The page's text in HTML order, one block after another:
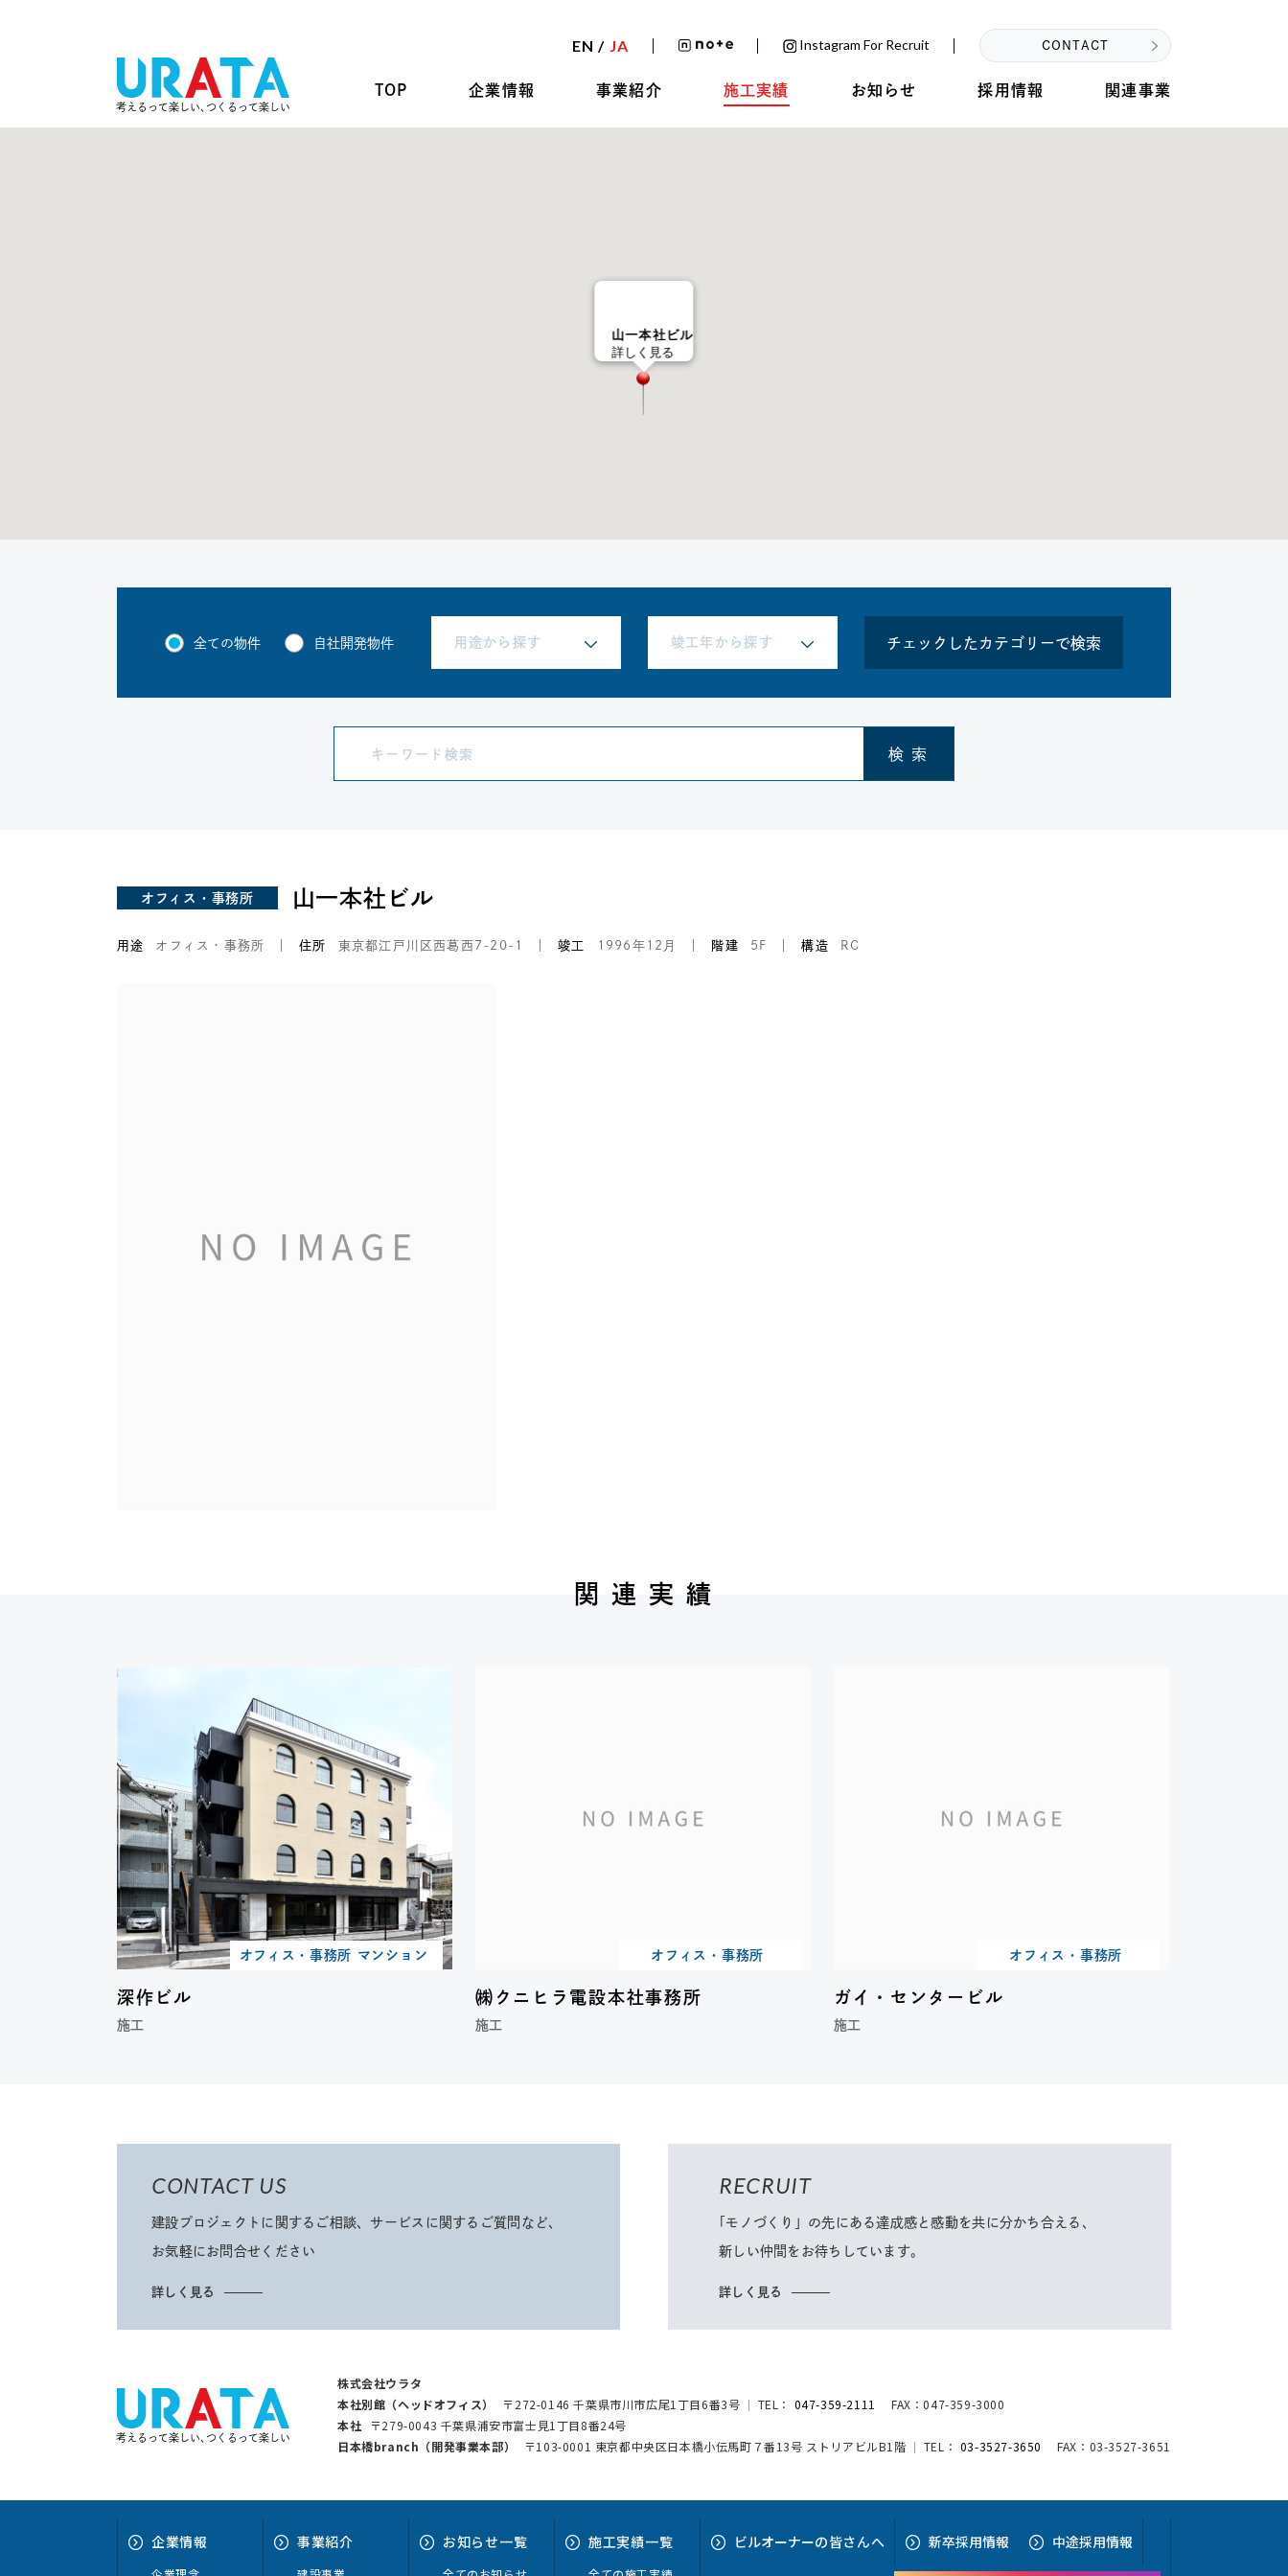
考えるって楽しい､つくるって楽しい
EN / JA Instagram For Recruit CONTACT
TOP 企業情報 事業紹介 施工実績 お知らせ 採用情報 関連事業
山一本社ビル
詳しく見る
全ての物件 自社開発物件 チェックしたカテゴリーで検索
検 索
オフィス・事務所 山一本社ビル
用途 オフィス・事務所 住所 東京都江戸川区西葛西7-20-1 竣工 1996年12月 階建 5F 構造 RC
関 連 実 績
オフィス・事務所 マンション
深作ビル
施工
オフィス・事務所
㈱クニヒラ電設本社事務所
施工
オフィス・事務所
ガイ・センタービル
施工
CONTACT US
建設プロジェクトに関するご相談、サービスに関するご質問など、
お気軽にお問合せください
詳しく見る
RECRUIT
「モノづくり」 の先にある達成感と感動を共に分かち合える、
新しい仲間をお待ちしています。
詳しく見る
考えるって楽しい､つくるって楽しい
株式会社ウラタ
本社別館（ヘッドオフィス）
〒272-0146 千葉県市川市広尾1丁目6番3号 TEL： 047-359-2111
FAX：047-359-3000
本社
〒279-0043 千葉県浦安市富士見1丁目8番24号
日本橋branch（開発事業本部）
〒103-0001 東京都中央区日本橋小伝馬町７番13号 ストリアビルB1階 TEL： 03-3527-3650 FAX：03-3527-3651
企業情報 事業紹介 お知らせ一覧 施工実績一覧 ビルオーナーの皆さんへ 新卒採用情報 中途採用情報